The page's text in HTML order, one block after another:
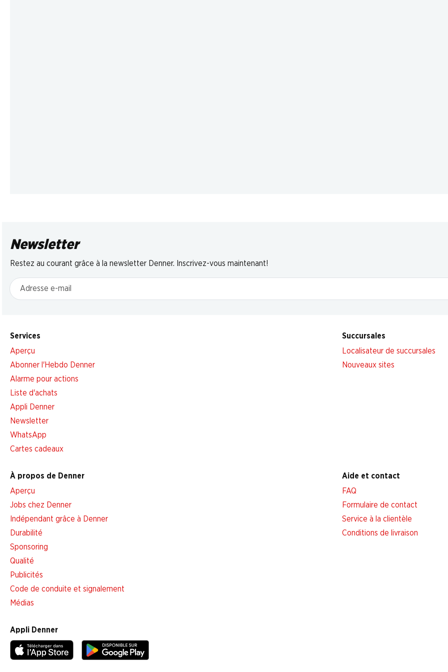
Newsletter
Restez au courant grâce à la newsletter Denner. Inscrivez-vous maintenant!
Adresse e-mail
Services
Aperçu
Abonner l'Hebdo Denner
Alarme pour actions
Liste d'achats
Appli Denner
Newsletter
WhatsApp
Cartes cadeaux
Succursales
Localisateur de succursales
Nouveaux sites
À propos de Denner
Aperçu
Jobs chez Denner
Indépendant grâce à Denner
Durabilité
Sponsoring
Qualité
Publicités
Code de conduite et signalement
Médias
Aide et contact
FAQ
Formulaire de contact
Service à la clientèle
Conditions de livraison
Appli Denner